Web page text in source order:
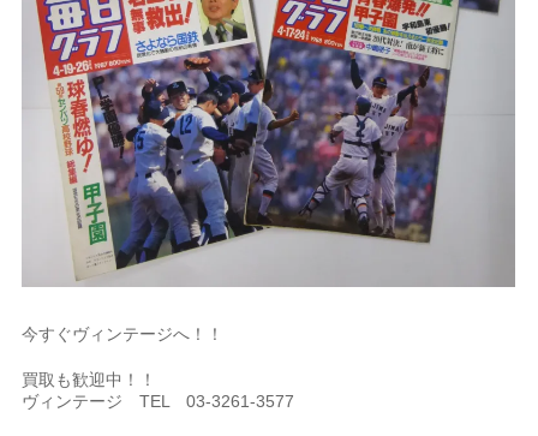
今すぐヴィンテージへ！！
買取も歓迎中！！
ヴィンテージ TEL 03-3261-3577